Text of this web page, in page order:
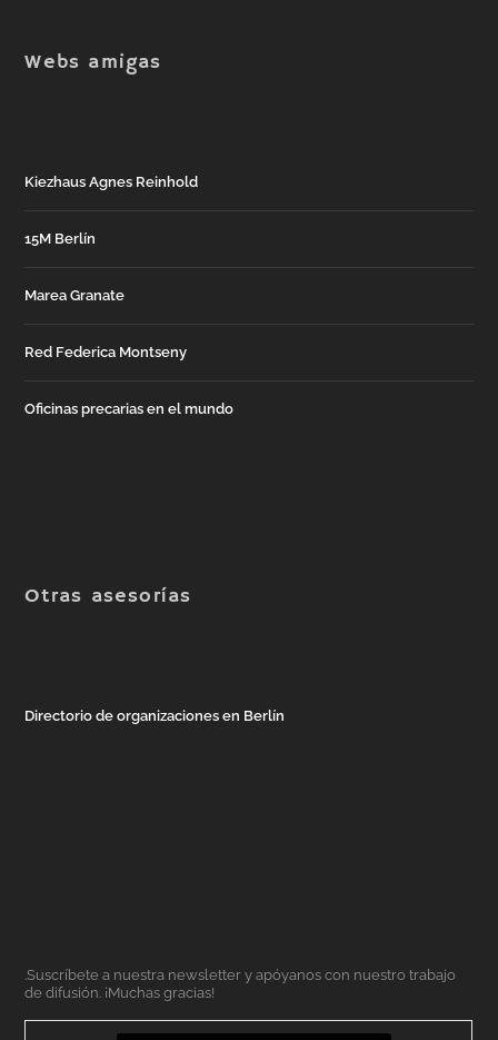
Webs amigas
Kiezhaus Agnes Reinhold
15M Berlín
Marea Granate
Red Federica Montseny
Oficinas precarias en el mundo
Otras asesorías
Directorio de organizaciones en Berlín
.Suscríbete a nuestra newsletter y apóyanos con nuestro trabajo
de difusión. ¡Muchas gracias!